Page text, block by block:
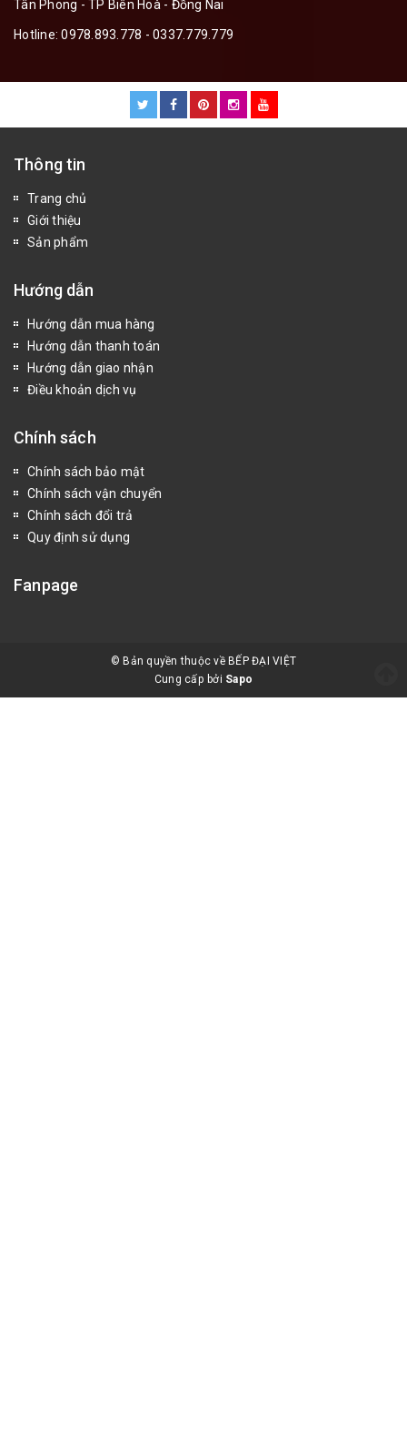
Tân Phong - TP Biên Hoà - Đồng Nai
Hotline:0978.893.778 - 0337.779.779
Thông tin
Trang chủ
Giới thiệu
Sản phẩm
Hướng dẫn
Hướng dẫn mua hàng
Hướng dẫn thanh toán
Hướng dẫn giao nhận
Điều khoản dịch vụ
Chính sách
Chính sách bảo mật
Chính sách vận chuyển
Chính sách đổi trả
Quy định sử dụng
Fanpage
© Bản quyền thuộc về BẾP ĐẠI VIỆT
Cung cấp bởi Sapo